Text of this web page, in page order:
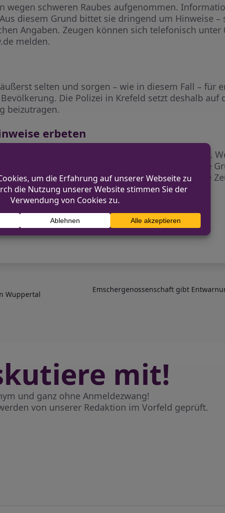
schweren Raubes aufgenommen.
diesem Grund bittet sie dringend um Hinweise
Angaben. Zeugen können sich telefonisch unter
melden.
selten und sorgen – wie in diesem Fall – für
Die Polizei in Krefeld setzt deshalb auf
beizutragen.
erbeten
Spur. Die Ermittlungen der Polizei dauern an.
oder Dr.-Hirschfelder-Platz verdächtige
Der Vorfall zeigt, wie wichtig aufmerksame
Wuppertal
Emschergenossenschaft gibt
mit!
und ganz ohne Anmeldezwang!
von unserer Redaktion im Vorfeld geprüft.